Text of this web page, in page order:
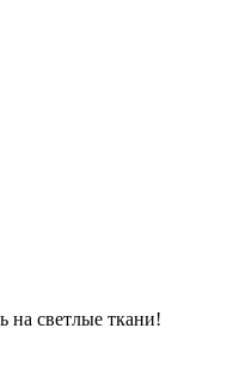
на светлые ткани!